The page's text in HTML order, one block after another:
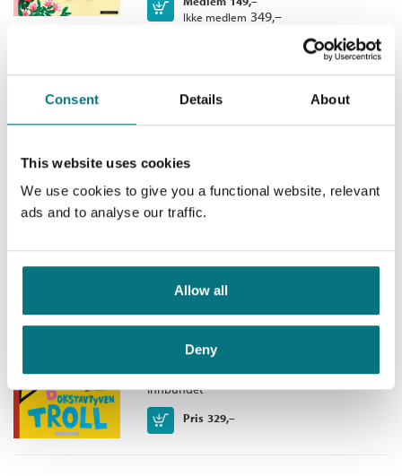
Consent Details About
This website uses cookies
We use cookies to give you a functional website, relevant
ads and to analyse our traffic.
Allow all
Deny
Serienummer:
3
Ikke medlem 349,–
Kjøp
Bukkene Bruse og julenissen
Innbundet
Medlem 198,–
Ikke medlem
Kjøp
Bokstavtyven Troll
Bukkene Bruse /
Innbundet
Pris 329,–
Kjøp